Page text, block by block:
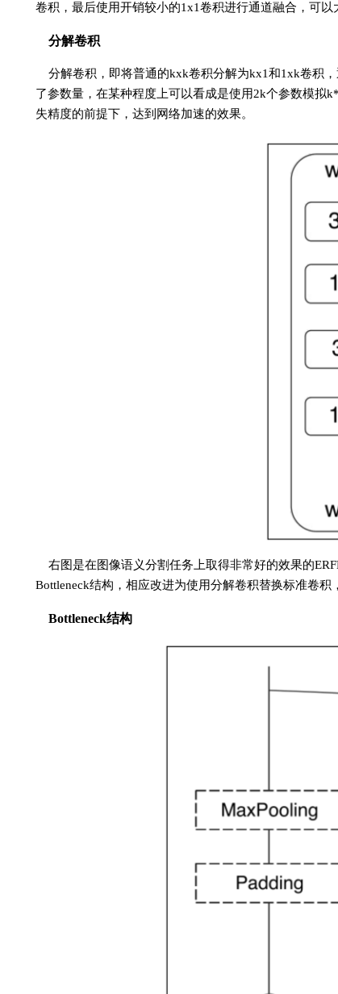
卷积，最后使用开销较小的1x1卷积进行通道融合，可以
分解卷积
分解卷积，即将普通的kxk卷积分解为kx1和1xk卷积
了参数量，在某种程度上可以看成是使用2k个参数模拟
失精度的前提下，达到网络加速的效果。
右图是在图像语义分割任务上取得非常好的效果的
Bottleneck结构，相应改进为使用分解卷积替换标准卷
Bottleneck结构